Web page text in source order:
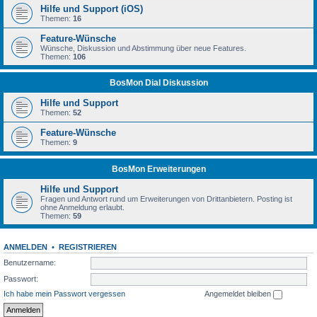
Hilfe und Support (iOS)
Themen: 16
Feature-Wünsche
Wünsche, Diskussion und Abstimmung über neue Features.
Themen: 106
BosMon Dial Diskussion
Hilfe und Support
Themen: 52
Feature-Wünsche
Themen: 9
BosMon Erweiterungen
Hilfe und Support
Fragen und Antwort rund um Erweiterungen von Drittanbietern. Posting ist
ohne Anmeldung erlaubt.
Themen: 59
ANMELDEN • REGISTRIEREN
Benutzername:
Passwort:
Ich habe mein Passwort vergessen
Angemeldet bleiben